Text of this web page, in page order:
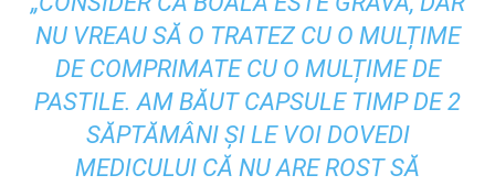
NU VREAU SĂ O TRATEZ CU O MULȚIME
DE COMPRIMATE CU O MULȚIME DE
PASTILE. AM BĂUT CAPSULE TIMP DE 2
SĂPTĂMÂNI ȘI LE VOI DOVEDI
MEDICULUI CĂ NU ARE ROST SĂ